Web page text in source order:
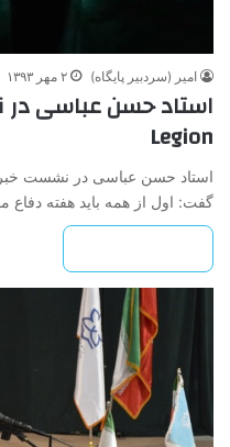
امیر (سردبیر پایگاه) ۲ مهر ۱۳۹۳
استاد حسن عباسی
Legion
استاد حسن عباسی در نشست
گفت: اول از همه باید هفته